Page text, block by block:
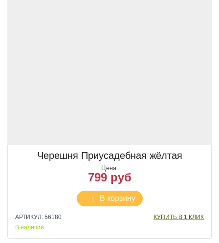
Черешня Приусадебная жёлтая
Цена:
799 руб
В корзину
АРТИКУЛ: 56180
КУПИТЬ В 1 КЛИК
В наличии